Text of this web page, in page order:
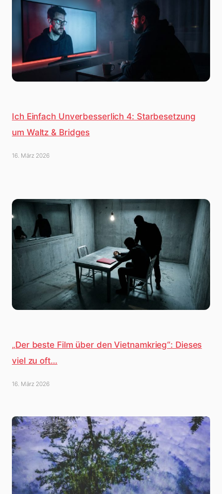
Ich Einfach Unverbesserlich 4: Starbesetzung
um Waltz & Bridges
16. März 2026
„Der beste Film über den Vietnamkrieg“: Dieses
viel zu oft…
16. März 2026